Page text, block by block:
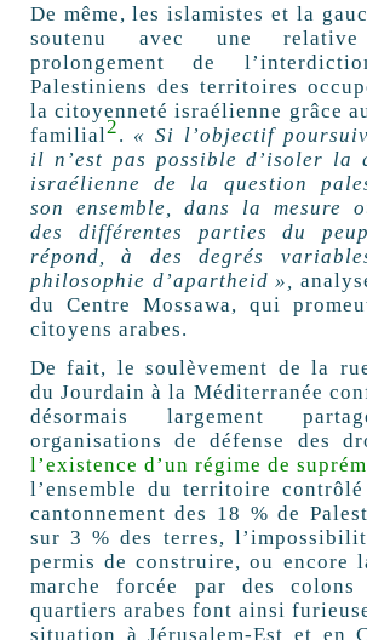
De même, les islamistes et la
soutenu avec une
prolongement de
Palestiniens des territoires
la citoyenneté israélienne grâce
familial2. « Si l’objectif
il n’est pas possible d’isoler la
israélienne de la question
son ensemble, dans la mesure
des différentes parties du
répond, à des degrés
philosophie d’apartheid »,
du Centre Mossawa, qui
citoyens arabes.
De fait, le soulèvement de la
du Jourdain à la Méditerranée
désormais largement
organisations de défense des
l’existence d’un régime de
l’ensemble du territoire
cantonnement des 18 % de
sur 3 % des terres,
permis de construire, ou encore
marche forcée par des colons
quartiers arabes font ainsi
situation à Jérusalem-Est et en